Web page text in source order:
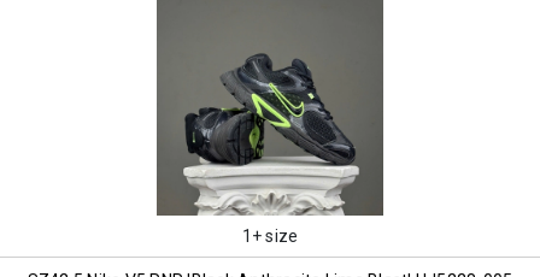
1+ size